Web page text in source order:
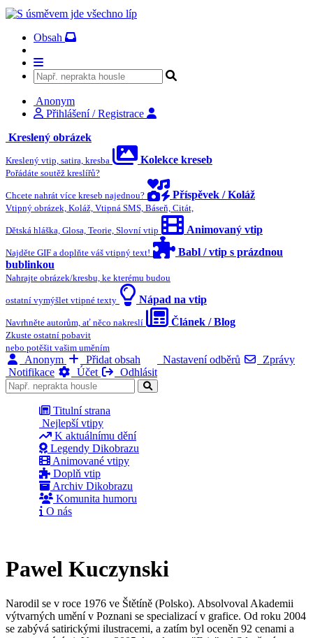
Obsah
Anonym
Přihlášení / Registrace
Kreslený obrázek
Kreslený vtip, satira, kresba Kolekce kreseb
Pořádáte soutěž kreslířů?
Chcete nahrát více kreseb najednou? Příspěvek / Koláž
Vtipný obrázek, Koláž, Vtipná SMS, Báseň, Citát,
Dětská hláška, Glosa, Teorie, Slovní vtip Animovaný vtip
Najděte GIF a doplňte váš vtipný text!
Babl / vtip s prázdnou
bublinkou
Nahrajte obrázek/kresbu, ke kterému budou
ostatní vymýšlet vtipné texty Nápad na vtip
Navrhněte autorům, ať něco nakreslí Článek / Blog
Zkuste ostatní pobavit
nebo potěšit vašim uměním
Anonym Přidat obsah Nastavení odběrů
Zprávy
Notifikace
Účet Odhlásit
Titulní strana
Nejlepší vtipy
K aktuálnímu dění
Legendy Dikobrazu
Animované vtipy
Doplň vtip
Archiv Dikobrazu
Komunita humoru
O nás
Pawel Kuczynski
Narodil se v roce 1976 ve Štětíně (Polsko). Absolvoval Akademii
výtvarných umění v Poznani se specializací v grafice. Od roku 2004
se zabývá satirickými ilustracemi, a zatím byl oceněn 92 cenami a